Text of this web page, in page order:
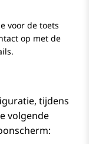
voor de toets
op met de
tijdens
volgende
scherm: